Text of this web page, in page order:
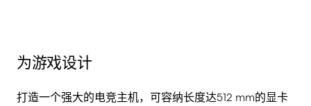
为游戏设计
打造一个强大的电竞主机，可容纳长度达512 mm的显卡